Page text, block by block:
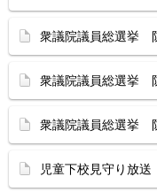
衆議院議員総選挙
衆議院議員総選挙
衆議院議員総選挙
児童下校見守り放送